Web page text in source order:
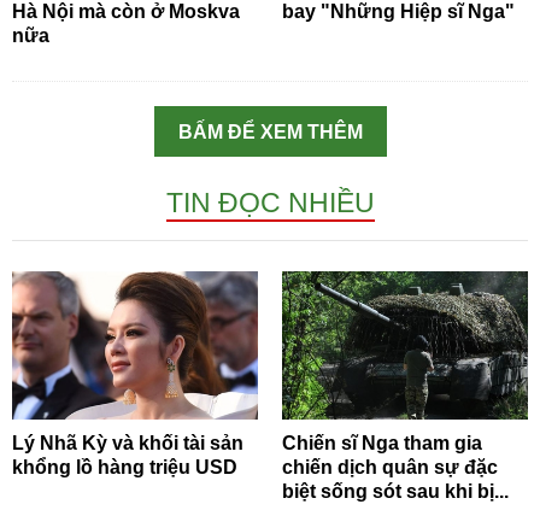
Hà Nội mà còn ở Moskva
nữa
bay "Những Hiệp sĩ Nga"
BẤM ĐỂ XEM THÊM
TIN ĐỌC NHIỀU
Lý Nhã Kỳ và khối tài sản
khổng lồ hàng triệu USD
Chiến sĩ Nga tham gia
chiến dịch quân sự đặc
biệt sống sót sau khi bị...